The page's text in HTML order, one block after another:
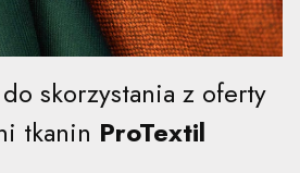
skorzystania z oferty
tkanin ProTextil